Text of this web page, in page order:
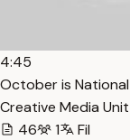
4:45
October is
Creative Media
46
1 Fil